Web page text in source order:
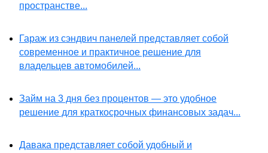
пространстве...
Гараж из сэндвич панелей представляет собой
современное и практичное решение для
владельцев автомобилей...
Займ на 3 дня без процентов — это удобное
решение для краткосрочных финансовых задач...
Давака представляет собой удобный и